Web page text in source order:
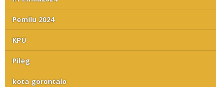
Pemilu 2024
KPU
Pileg
kota gorontalo